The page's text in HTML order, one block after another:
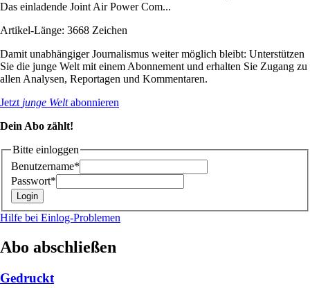
Das einladende Joint Air Power Com...
Artikel-Länge: 3668 Zeichen
Damit unabhängiger Journalismus weiter möglich bleibt: Unterstützen
Sie die junge Welt mit einem Abonnement und erhalten Sie Zugang zu
allen Analysen, Reportagen und Kommentaren.
Jetzt junge Weltabonnieren
Dein Abo zählt!
Bitte einloggen
Benutzername*
Passwort*
Hilfe bei Einlog-Problemen
Abo abschließen
Gedruckt